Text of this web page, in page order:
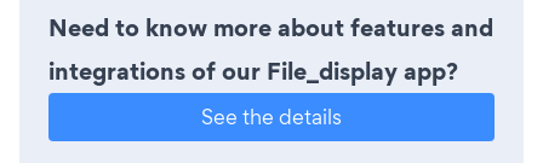
Need to know more about features and
integrations of our File_display app?
See the details